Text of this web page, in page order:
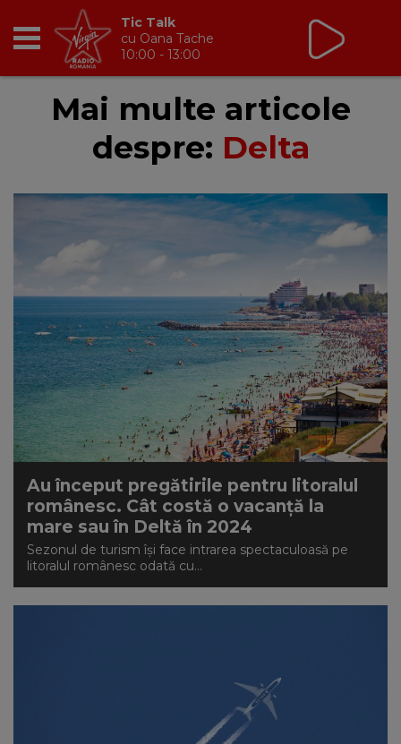
RADIO
BREAKFAST
TIC TALK
CÂȘTIGĂ
DANCEFLOOR CHART
RADIO ACADEMY
NEWS
CONTUL MEU
Tic Talk
cu Oana Tache
10:00 - 13:00
Mai multe articole
despre: Delta
Au început pregătirile pentru litoralul
românesc. Cât costă o vacanță la
mare sau în Deltă în 2024
Sezonul de turism își face intrarea spectaculoasă pe
litoralul românesc odată cu...